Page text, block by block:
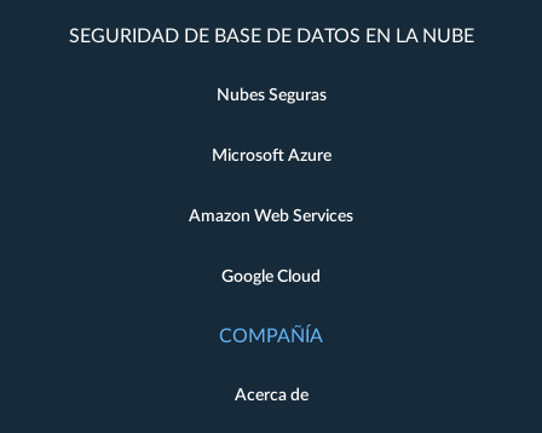
SEGURIDAD DE BASE DE DATOS EN LA NUBE
Nubes Seguras
Microsoft Azure
Amazon Web Services
Google Cloud
COMPAÑÍA
Acerca de